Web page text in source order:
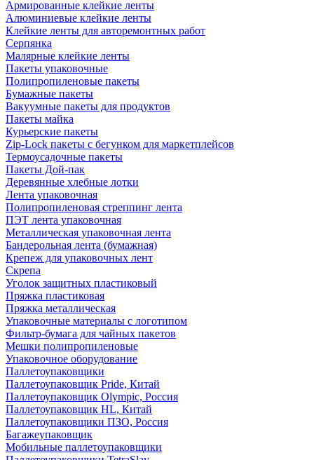
Армированные клейкие ленты
Алюминиевые клейкие ленты
Клейкие ленты для авторемонтных работ
Серпянка
Малярные клейкие ленты
Пакеты упаковочные
Полипропиленовые пакеты
Бумажные пакеты
Вакуумные пакеты для продуктов
Пакеты майка
Курьерские пакеты
Zip-Lock пакеты с бегунком для маркетплейсов
Термоусадочные пакеты
Пакеты Дой-пак
Деревянные хлебные лотки
Лента упаковочная
Полипропиленовая стреппинг лента
ПЭТ лента упаковочная
Металлическая упаковочная лента
Бандерольная лента (бумажная)
Крепеж для упаковочных лент
Скрепа
Уголок защитных пластиковый
Пряжка пластиковая
Пряжка металлическая
Упаковочные материалы с логотипом
Фильтр-бумага для чайных пакетов
Мешки полипропиленовые
Упаковочное оборудование
Паллетоупаковщики
Паллетоупаковщик Pride, Китай
Паллетоупаковщик Olympic, Россия
Паллетоупаковщик HL, Китай
Паллетоупаковщики ПЗО, Россия
Багажеупаковщик
Мобильные паллетоупаковщики